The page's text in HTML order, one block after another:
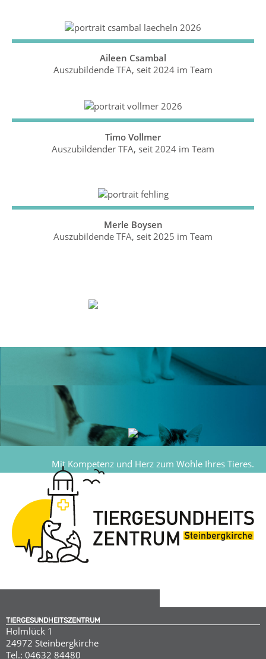
Aileen Csambal
Auszubildende TFA, seit 2024 im Team
Timo Vollmer
Auszubildender TFA, seit 2024 im Team
Merle Boysen
Auszubildende TFA, seit 2025 im Team
Mit Kompetenz und Herz zum Wohle Ihres Tieres.
TIERGESUNDHEITSZENTRUM
Holmlück 1
24972 Steinbergkirche
Tel.: 04632 84480